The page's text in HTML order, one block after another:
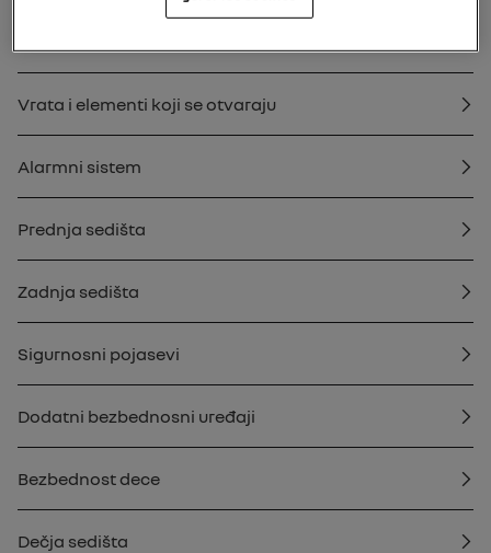
Vrata i elementi koji se otvaraju
Alarmni sistem
Prednja sedišta
Zadnja sedišta
Sigurnosni pojasevi
Dodatni bezbednosni uređaji
Bezbednost dece
Dečja sedišta